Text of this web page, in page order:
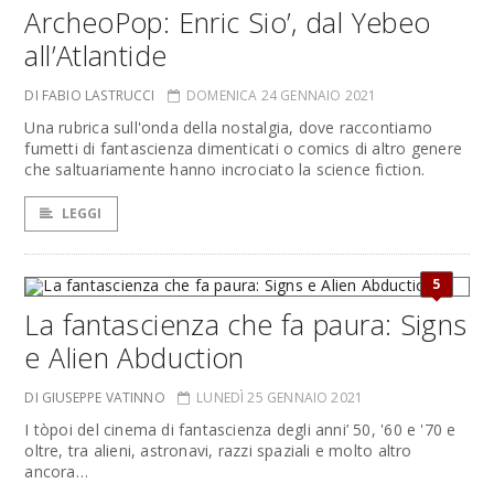
ArcheoPop: Enric Sio’, dal Yebeo
all’Atlantide
DI FABIO LASTRUCCI DOMENICA 24 GENNAIO 2021
Una rubrica sull'onda della nostalgia, dove raccontiamo
fumetti di fantascienza dimenticati o comics di altro genere
che saltuariamente hanno incrociato la science fiction.
LEGGI
5
La fantascienza che fa paura: Signs
e Alien Abduction
DI GIUSEPPE VATINNO LUNEDÌ 25 GENNAIO 2021
I tòpoi del cinema di fantascienza degli anni’ 50, '60 e '70 e
oltre, tra alieni, astronavi, razzi spaziali e molto altro
ancora…